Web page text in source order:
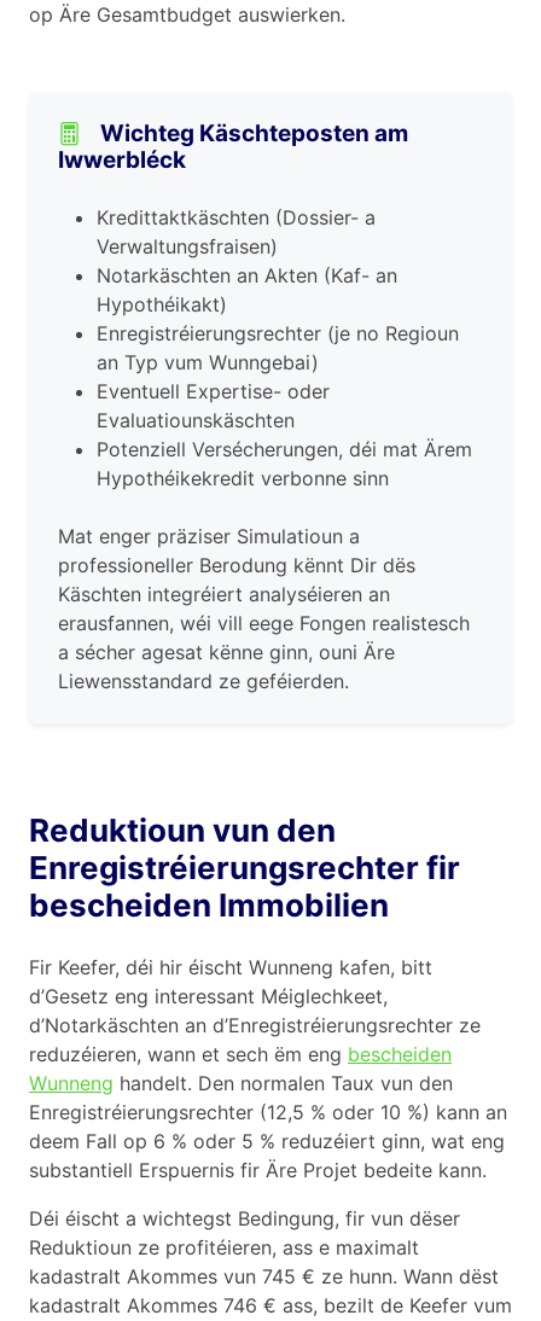
op Äre Gesamtbudget auswierken.
Wichteg Käschteposten am
Iwwerbléck
Kredittaktkäschten (Dossier- a
Verwaltungsfraisen)
Notarkäschten an Akten (Kaf- an
Hypothéikakt)
Enregistréierungsrechter (je no Regioun
an Typ vum Wunngebai)
Eventuell Expertise- oder
Evaluatiounskäschten
Po­ten­ziell Versécherungen, déi mat Ärem
Hypothéikekredit verbonne sinn
Mat enger präziser Simulatioun a
professioneller Berodung kënnt Dir dës
Käschten integréiert analyséieren an
erausfannen, wéi vill eege Fongen realistesch
a sécher agesat kënne ginn, ouni Äre
Liewensstandard ze geféierden.
Reduktioun vun den
Enregistréierungsrechter fir
bescheiden Immobilien
Fir Keefer, déi hir éischt Wunneng kafen, bitt
d’Gesetz eng interessant Méiglechkeet,
d’Notarkäschten an d’Enregistréierungsrechter ze
reduzéieren, wann et sech ëm eng bescheiden
Wunneng handelt. Den normalen Taux vun den
Enregistréierungsrechter (12,5 % oder 10 %) kann an
deem Fall op 6 % oder 5 % reduzéiert ginn, wat eng
substantiell Erspuernis fir Äre Projet bedeite kann.
Déi éischt a wichtegst Bedingung, fir vun dëser
Reduktioun ze profitéieren, ass e maximalt
kadastralt Akommes vun 745 € ze hunn. Wann dëst
kadastralt Akommes 746 € ass, bezilt de Keefer vum